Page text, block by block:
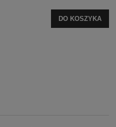
DO KOSZYKA